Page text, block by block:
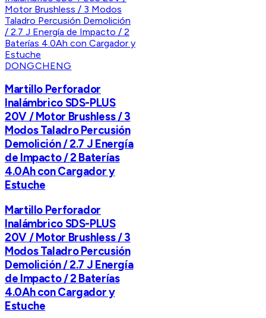
DONGCHENG
Martillo Perforador
Inalámbrico SDS-PLUS
20V / Motor Brushless / 3
Modos Taladro Percusión
Demolición / 2.7 J Energía
de Impacto / 2 Baterías
4.0Ah con Cargador y
Estuche
Martillo Perforador
Inalámbrico SDS-PLUS
20V / Motor Brushless / 3
Modos Taladro Percusión
Demolición / 2.7 J Energía
de Impacto / 2 Baterías
4.0Ah con Cargador y
Estuche